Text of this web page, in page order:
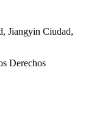
Jiangyin Ciudad,
Derechos